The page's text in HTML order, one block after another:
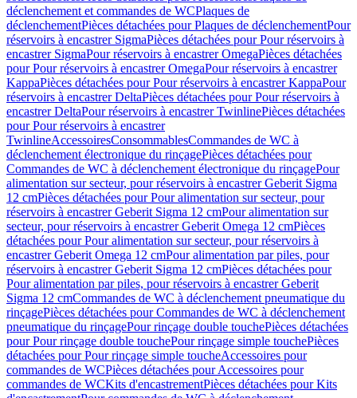
déclenchement et commandes de WCPlaques de
déclenchementPièces détachées pour Plaques de déclenchementPour
réservoirs à encastrer SigmaPièces détachées pour Pour réservoirs à
encastrer SigmaPour réservoirs à encastrer OmegaPièces détachées
pour Pour réservoirs à encastrer OmegaPour réservoirs à encastrer
KappaPièces détachées pour Pour réservoirs à encastrer KappaPour
réservoirs à encastrer DeltaPièces détachées pour Pour réservoirs à
encastrer DeltaPour réservoirs à encastrer TwinlinePièces détachées
pour Pour réservoirs à encastrer
TwinlineAccessoiresConsommablesCommandes de WC à
déclenchement électronique du rinçagePièces détachées pour
Commandes de WC à déclenchement électronique du rinçagePour
alimentation sur secteur, pour réservoirs à encastrer Geberit Sigma
12 cmPièces détachées pour Pour alimentation sur secteur, pour
réservoirs à encastrer Geberit Sigma 12 cmPour alimentation sur
secteur, pour réservoirs à encastrer Geberit Omega 12 cmPièces
détachées pour Pour alimentation sur secteur, pour réservoirs à
encastrer Geberit Omega 12 cmPour alimentation par piles, pour
réservoirs à encastrer Geberit Sigma 12 cmPièces détachées pour
Pour alimentation par piles, pour réservoirs à encastrer Geberit
Sigma 12 cmCommandes de WC à déclenchement pneumatique du
rinçagePièces détachées pour Commandes de WC à déclenchement
pneumatique du rinçagePour rinçage double touchePièces détachées
pour Pour rinçage double touchePour rinçage simple touchePièces
détachées pour Pour rinçage simple toucheAccessoires pour
commandes de WCPièces détachées pour Accessoires pour
commandes de WCKits d'encastrementPièces détachées pour Kits